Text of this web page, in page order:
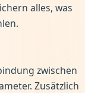
alles, was
zwischen
Zusätzlich